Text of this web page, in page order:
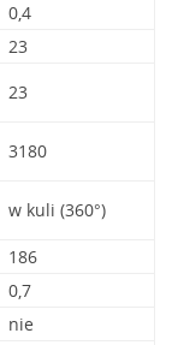
0,4
23
23
3180
w kuli (360°)
186
0,7
nie